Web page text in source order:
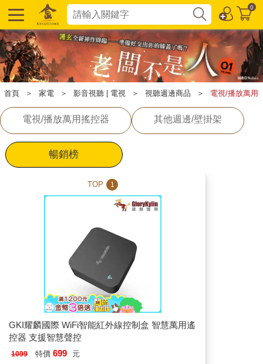
0
首頁 ＞ 家電 ＞ 影音視聽 | 電視 ＞ 視聽週邊商品 ＞ 電視/播放萬用
電視/播放萬用搖控器 其他週邊/壁掛架
暢銷榜
TOP 1
GKI耀麟國際 WiFi智能紅外線控制盒 智慧萬用遙
控器 支援智慧聲控
1099 特價 699 元